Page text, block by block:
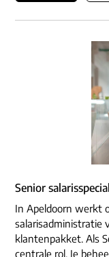
Senior
In Apeldoorn werkt
salarisadministratie
klantenpakket. Als
centrale rol. Je